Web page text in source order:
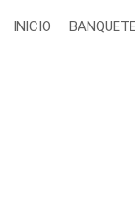
INICIO